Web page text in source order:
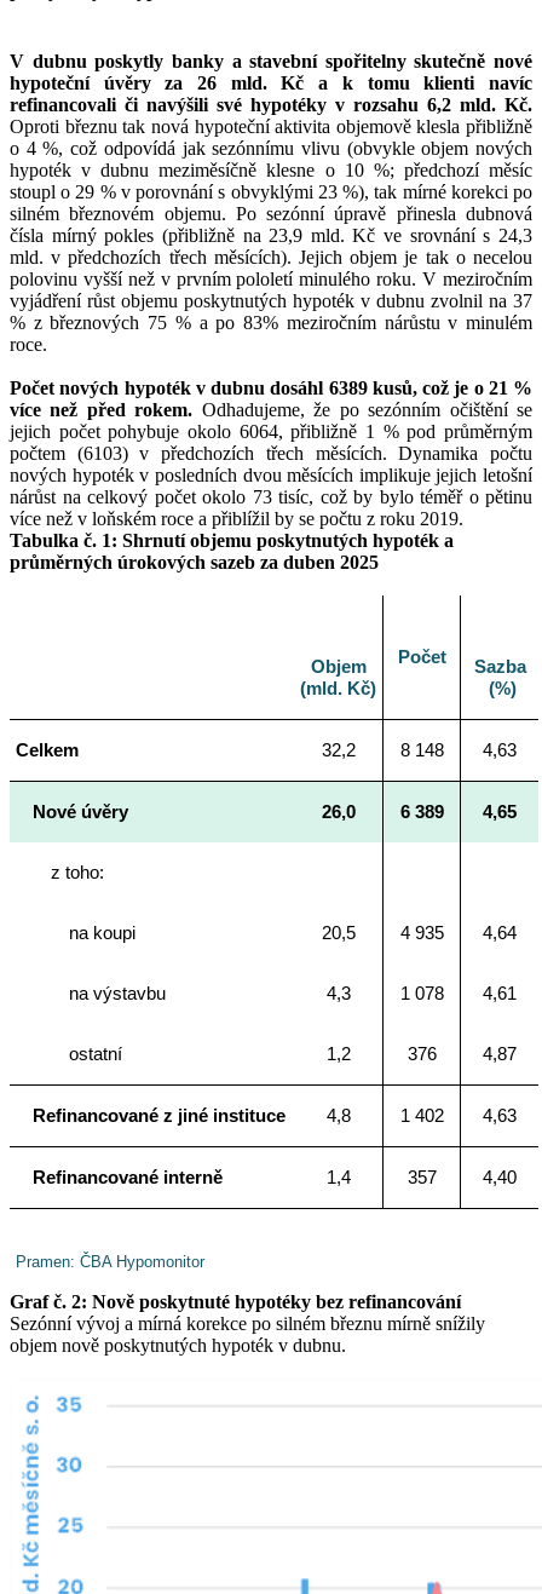
V dubnu poskytly banky a stavební spořitelny skutečně nové
hypoteční úvěry za 26 mld. Kč a k tomu klienti navíc
refinancovali či navýšili své hypotéky v rozsahu 6,2 mld. Kč.
Oproti březnu tak nová hypoteční aktivita objemově klesla přibližně
o 4 %, což odpovídá jak sezónnímu vlivu (obvykle objem nových
hypoték v dubnu meziměsíčně klesne o 10 %; předchozí měsíc
stoupl o 29 % v porovnání s obvyklými 23 %), tak mírné korekci po
silném březnovém objemu. Po sezónní úpravě přinesla dubnová
čísla mírný pokles (přibližně na 23,9 mld. Kč ve srovnání s 24,3
mld. v předchozích třech měsících). Jejich objem je tak o necelou
polovinu vyšší než v prvním pololetí minulého roku. V meziročním
vyjádření růst objemu poskytnutých hypoték v dubnu zvolnil na 37
% z březnových 75 % a po 83% meziročním nárůstu v minulém
roce.
Počet nových hypoték v dubnu dosáhl 6389 kusů, což je o 21 %
více než před rokem. Odhadujeme, že po sezónním očištění se
jejich počet pohybuje okolo 6064, přibližně 1 % pod průměrným
počtem (6103) v předchozích třech měsících. Dynamika počtu
nových hypoték v posledních dvou měsících implikuje jejich letošní
nárůst na celkový počet okolo 73 tisíc, což by bylo téměř o pětinu
více než v loňském roce a přiblížil by se počtu z roku 2019.
Tabulka č. 1: Shrnutí objemu poskytnutých hypoték a
průměrných úrokových sazeb za duben 2025
Objem
(mld. Kč)
Počet
Sazba
(%)
Celkem 32,2 8 148 4,63
Nové úvěry 26,0 6 389 4,65
z toho:
na koupi 20,5 4 935 4,64
na výstavbu 4,3 1 078 4,61
ostatní 1,2 376 4,87
Refinancované z jiné instituce 4,8 1 402 4,63
Refinancované interně 1,4 357 4,40
Pramen: ČBA Hypomonitor
Graf č. 2: Nově poskytnuté hypotéky bez refinancování
Sezónní vývoj a mírná korekce po silném březnu mírně snížily
objem nově poskytnutých hypoték v dubnu.